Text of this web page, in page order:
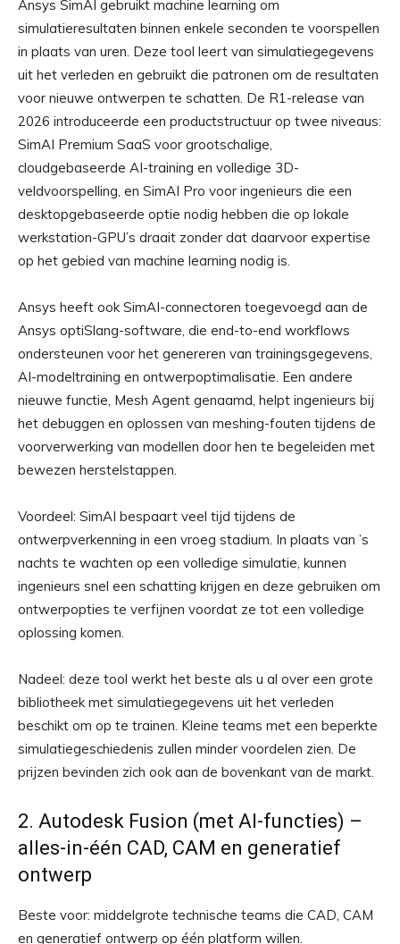
Ansys SimAI gebruikt machine learning om
simulatieresultaten binnen enkele seconden te voorspellen
in plaats van uren. Deze tool leert van simulatiegegevens
uit het verleden en gebruikt die patronen om de resultaten
voor nieuwe ontwerpen te schatten. De R1-release van
2026 introduceerde een productstructuur op twee niveaus:
SimAI Premium SaaS voor grootschalige,
cloudgebaseerde AI-training en volledige 3D-
veldvoorspelling, en SimAI Pro voor ingenieurs die een
desktopgebaseerde optie nodig hebben die op lokale
werkstation-GPU’s draait zonder dat daarvoor expertise
op het gebied van machine learning nodig is.
Ansys heeft ook SimAI-connectoren toegevoegd aan de
Ansys optiSlang-software, die end-to-end workflows
ondersteunen voor het genereren van trainingsgegevens,
AI-modeltraining en ontwerpoptimalisatie. Een andere
nieuwe functie, Mesh Agent genaamd, helpt ingenieurs bij
het debuggen en oplossen van meshing-fouten tijdens de
voorverwerking van modellen door hen te begeleiden met
bewezen herstelstappen.
Voordeel: SimAI bespaart veel tijd tijdens de
ontwerpverkenning in een vroeg stadium. In plaats van ’s
nachts te wachten op een volledige simulatie, kunnen
ingenieurs snel een schatting krijgen en deze gebruiken om
ontwerpopties te verfijnen voordat ze tot een volledige
oplossing komen.
Nadeel: deze tool werkt het beste als u al over een grote
bibliotheek met simulatiegegevens uit het verleden
beschikt om op te trainen. Kleine teams met een beperkte
simulatiegeschiedenis zullen minder voordelen zien. De
prijzen bevinden zich ook aan de bovenkant van de markt.
2. Autodesk Fusion (met AI-functies) –
alles-in-één CAD, CAM en generatief
ontwerp
Beste voor: middelgrote technische teams die CAD, CAM
en generatief ontwerp op één platform willen.